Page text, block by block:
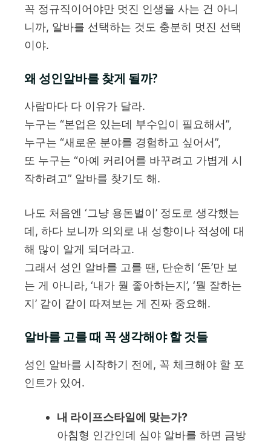
꼭 정규직이어야만 멋진 인생을 사는 건 아니
니까, 알바를 선택하는 것도 충분히 멋진 선택
이야.
왜 성인알바를 찾게 될까?
사람마다 다 이유가 달라.
누구는 “본업은 있는데 부수입이 필요해서”,
누구는 “새로운 분야를 경험하고 싶어서”,
또 누구는 “아예 커리어를 바꾸려고 가볍게 시
작하려고” 알바를 찾기도 해.
나도 처음엔 ‘그냥 용돈벌이’ 정도로 생각했는
데, 하다 보니까 의외로 내 성향이나 적성에 대
해 많이 알게 되더라고.
그래서 성인 알바를 고를 땐, 단순히 ‘돈’만 보
는 게 아니라, ‘내가 뭘 좋아하는지’, ‘뭘 잘하는
지’ 같이 같이 따져보는 게 진짜 중요해.
알바를 고를 때 꼭 생각해야 할 것들
성인 알바를 시작하기 전에, 꼭 체크해야 할 포
인트가 있어.
내 라이프스타일에 맞는가?
아침형 인간인데 심야 알바를 하면 금방